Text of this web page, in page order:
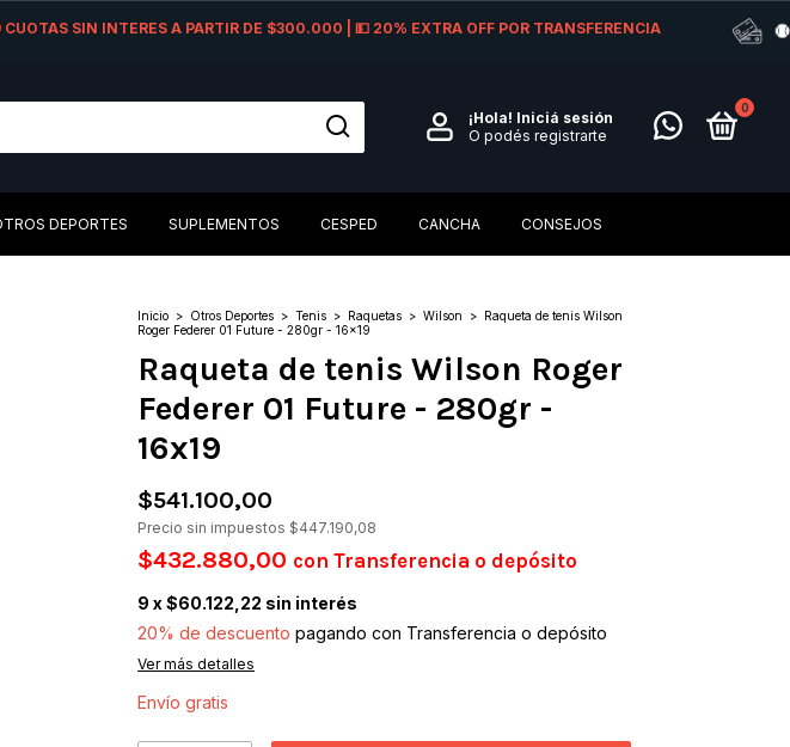
SIN INTERES A PARTIR DE $300.000 | 💵 20% EXTRA OFF POR TRANSFERENCIA
¡Hola! Iniciá sesión
O podés registrarte
0
DEPORTES SUPLEMENTOS CESPED CANCHA CONSEJOS
Inicio > Otros Deportes > Tenis > Raquetas > Wilson > Raqueta de tenis Wilson
Roger Federer 01 Future - 280gr - 16x19
Raqueta de tenis Wilson Roger
Federer 01 Future - 280gr -
16x19
$541.100,00
Precio sin impuestos $447.190,08
$432.880,00 con Transferencia o depósito
9 x$60.122,22 sin interés
20% de descuento pagando con Transferencia o depósito
Ver más detalles
Envío gratis